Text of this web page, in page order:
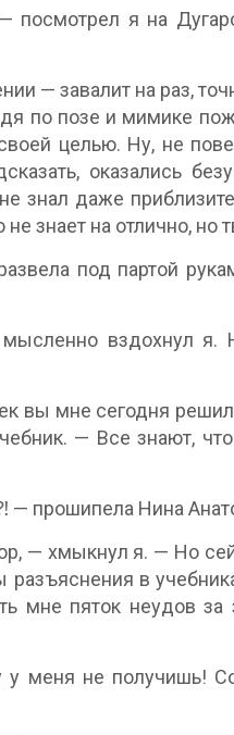
посмотрел я на
— завалит на раз,
по позе и мимике
целью. Ну, не
оказались
знал даже
знает на отлично, но
под партой
вздохнул я.
вы мне сегодня
— Все знают,
— прошипела Нина
— хмыкнул я. — Но
в
мне пяток неудов
у меня не получишь!